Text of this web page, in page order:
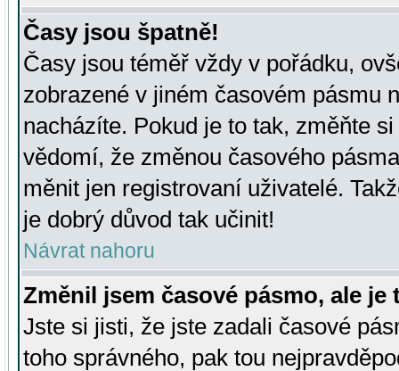
Časy jsou špatně!
Časy jsou téměř vždy v pořádku,
zobrazené v jiném časovém pásmu
nacházíte. Pokud je to tak, změňte
vědomí, že změnou časového
měnit jen registrovaní uživatelé.
je dobrý důvod tak učinit!
Návrat nahoru
Změnil jsem časové pásmo, ale je
Jste si jisti, že jste zadali časové
toho správného, pak tou